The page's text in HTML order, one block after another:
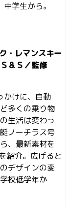
学生から。
・レマンスキー
＆Ｓ／監修
けに、自動
多くの乗り物
生活は変わっ
ノーチラス号
、最新素材を
紹介。広げると
デザインの変
校低学年か